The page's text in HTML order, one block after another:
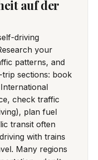
auf der
driving
your
patterns, and
trip sections: book
check traffic
plan fuel
transit often
with trains
Many regions